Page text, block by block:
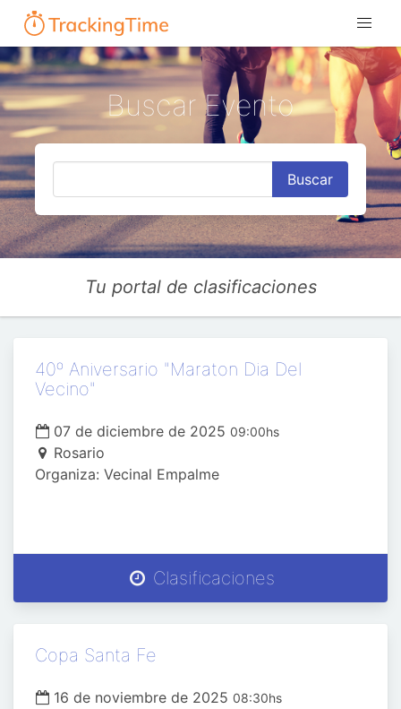
Buscar Evento
Buscar
Tu portal de clasificaciones
40º Aniversario "Maraton Dia Del
Vecino"
07 de diciembre de 2025 09:00hs
Rosario
Organiza: Vecinal Empalme
Clasificaciones
Copa Santa Fe
16 de noviembre de 2025 08:30hs